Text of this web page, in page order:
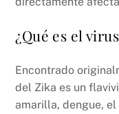
¿Qué es el
Encontrado
del Zika es un
amarilla, dengue,